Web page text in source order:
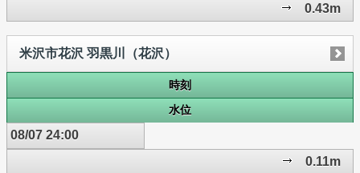
0.43m
米沢市花沢 羽黒川（花沢）
時刻
水位
08/07 24:00
0.11m